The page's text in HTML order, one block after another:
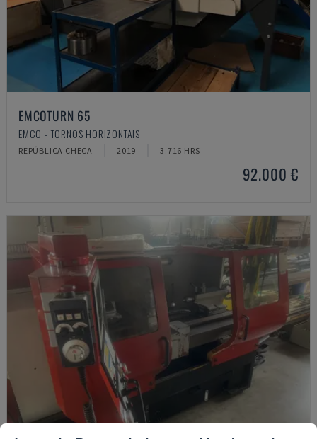
EMCOTURN 65
EMCO - TORNOS HORIZONTAIS
REPÚBLICA CHECA 2019 3.716 HRS
92.000 €